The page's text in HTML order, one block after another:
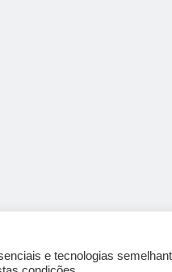
e tecnologias